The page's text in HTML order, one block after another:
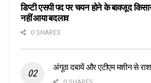
डिप्टी एसपी पद पर चयन होने के बावजूद
नहीं आया बदलाव
0 SHARES
अंगूठा दबायें और एटीएम मशीन से